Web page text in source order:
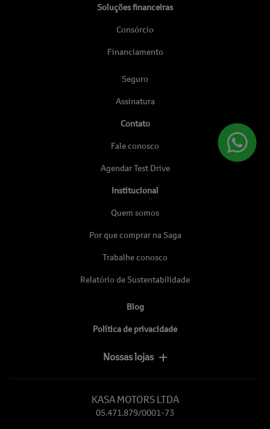
Soluções financeiras
Consórcio
Financiamento
Seguro
Assinatura
Contato
Fale conosco
Agendar Test Drive
Institucional
Quem somos
Por que comprar na Saga
Trabalhe conosco
Relatório de Sustentabilidade
Blog
Política de privacidade
Nossas lojas
KASA MOTORS LTDA
05.471.879/0001-73